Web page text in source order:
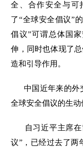
全、合作安全与可
了“全球安全倡议”
倡议”可谓总体国
伸，同时也体现了
造和引导作用。
中国近年来的外
全球安全倡议的生动
自习近平主席
议”，已经过去了两